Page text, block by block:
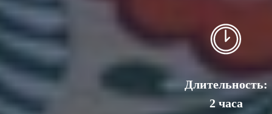
Длительность:
2 часа